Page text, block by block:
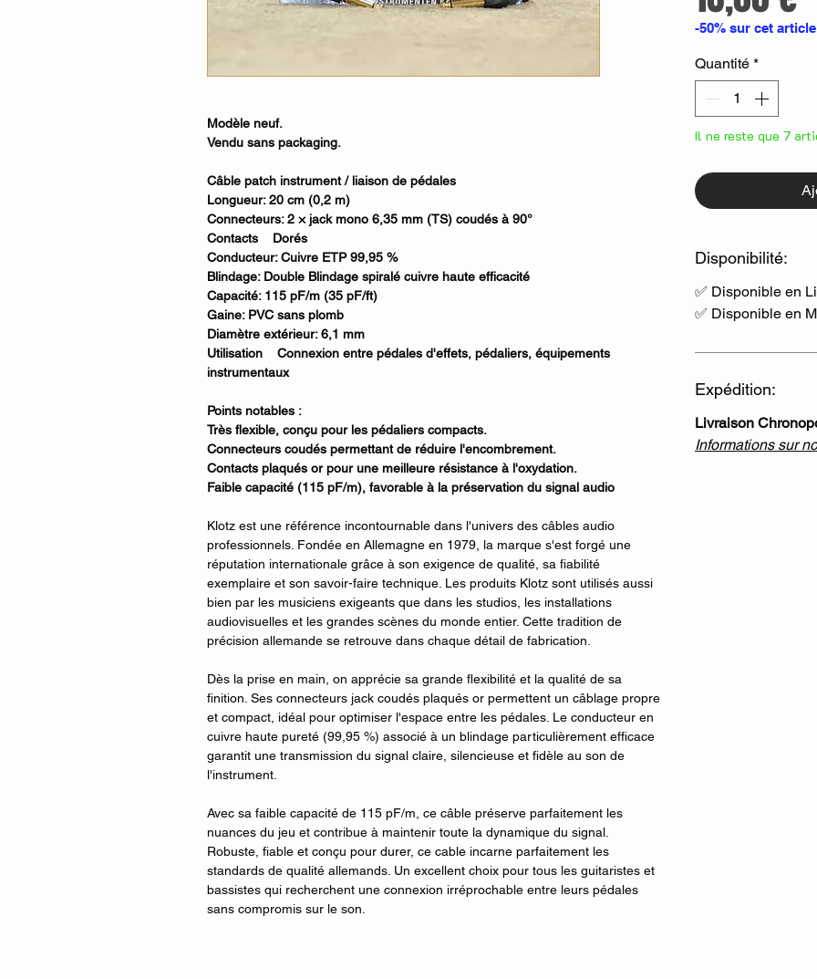
Modèle neuf.
Vendu sans packaging.
Câble patch instrument / liaison de pédales
Longueur: 20 cm (0,2 m)
Connecteurs: 2 × jack mono 6,35 mm (TS) coudés à 90°
Contacts Dorés
Conducteur: Cuivre ETP 99,95 %
Blindage: Double Blindage spiralé cuivre haute efficacité
Capacité: 115 pF/m (35 pF/ft)
Gaine: PVC sans plomb
Diamètre extérieur: 6,1 mm
Utilisation Connexion entre pédales d'effets, pédaliers, équipements
instrumentaux
Points notables :
Très flexible, conçu pour les pédaliers compacts.
Connecteurs coudés permettant de réduire l'encombrement.
Contacts plaqués or pour une meilleure résistance à l'oxydation.
Faible capacité (115 pF/m), favorable à la préservation du signal audio
Klotz est une référence incontournable dans l'univers des câbles audio
professionnels. Fondée en Allemagne en 1979, la marque s'est forgé une
réputation internationale grâce à son exigence de qualité, sa fiabilité
exemplaire et son savoir-faire technique. Les produits Klotz sont utilisés aussi
bien par les musiciens exigeants que dans les studios, les installations
audiovisuelles et les grandes scènes du monde entier. Cette tradition de
précision allemande se retrouve dans chaque détail de fabrication.
Dès la prise en main, on apprécie sa grande flexibilité et la qualité de sa
finition. Ses connecteurs jack coudés plaqués or permettent un câblage propre
et compact, idéal pour optimiser l'espace entre les pédales. Le conducteur en
cuivre haute pureté (99,95 %) associé à un blindage particulièrement efficace
garantit une transmission du signal claire, silencieuse et fidèle au son de
l'instrument.
Avec sa faible capacité de 115 pF/m, ce câble préserve parfaitement les
nuances du jeu et contribue à maintenir toute la dynamique du signal.
Robuste, fiable et conçu pour durer, ce cable incarne parfaitement les
standards de qualité allemands. Un excellent choix pour tous les guitaristes et
bassistes qui recherchent une connexion irréprochable entre leurs pédales
sans compromis sur le son.
-50% sur cet
Quantité *
Il ne reste que 7
Disponibilité:
✅ Disponible en
✅ Disponible en
Expédition:
Livraison
Informations sur